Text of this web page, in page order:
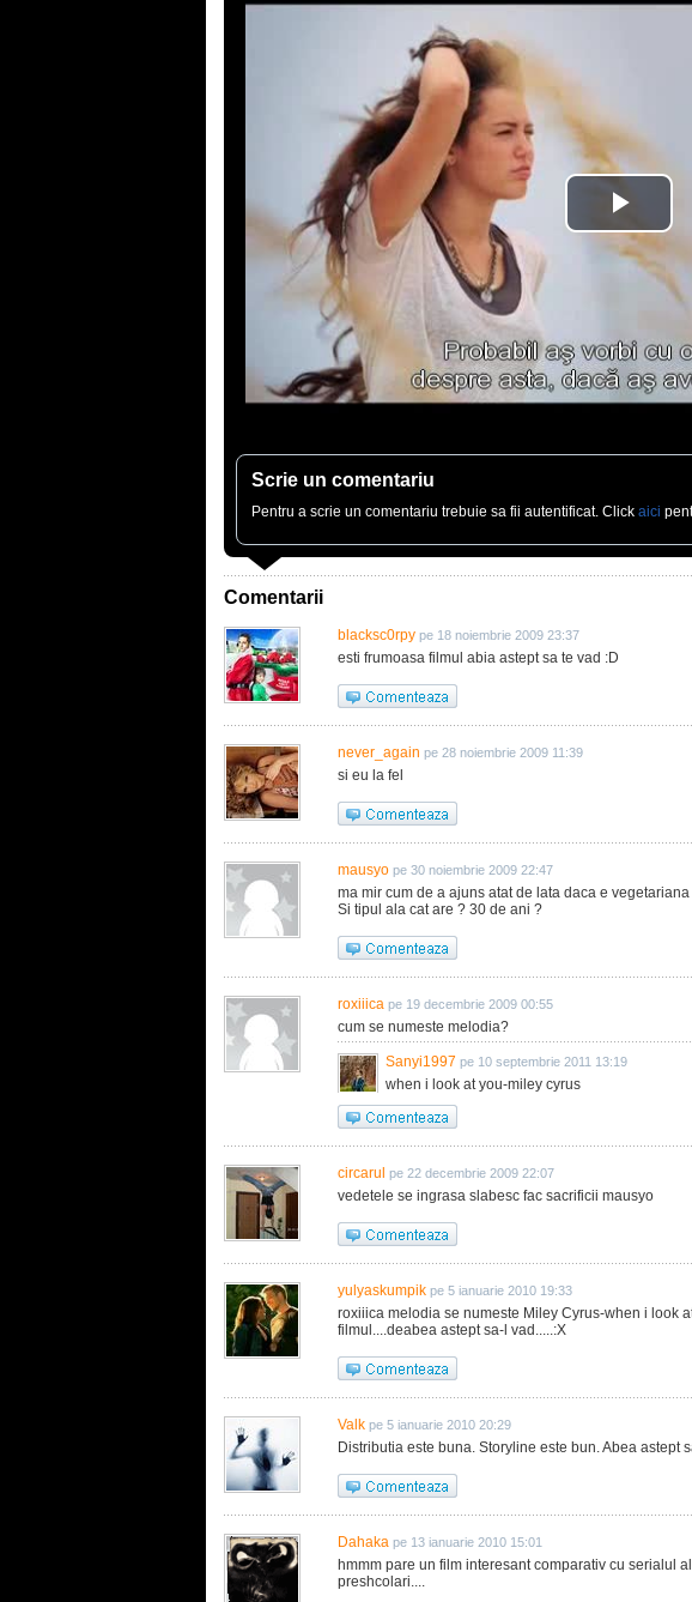
Scrie un comentariu
Pentru a scrie un comentariu trebuie sa fii autentificat. Click aici
Comentarii
blacksc0rpy pe 18 noiembrie 2009 23:37
esti frumoasa filmul abia astept sa te vad :D
never_again pe 28 noiembrie 2009 11:39
si eu la fel
mausyo pe 30 noiembrie 2009 22:47
ma mir cum de a ajuns atat de lata daca e vegetariana
Si tipul ala cat are ? 30 de ani ?
roxiiica pe 19 decembrie 2009 00:55
cum se numeste melodia?
Sanyi1997 pe 10 septembrie 2011 13:19
when i look at you-miley cyrus
circarul pe 22 decembrie 2009 22:07
vedetele se ingrasa slabesc fac sacrificii mausyo
yulyaskumpik pe 5 ianuarie 2010 19:33
roxiiica melodia se numeste Miley Cyrus-when i look
filmul....deabea astept sa-l vad.....:X
Valk pe 5 ianuarie 2010 20:29
Distributia este buna. Storyline este bun. Abea astept
Dahaka pe 13 ianuarie 2010 15:01
hmmm pare un film interesant comparativ cu serialul
preshcolari....